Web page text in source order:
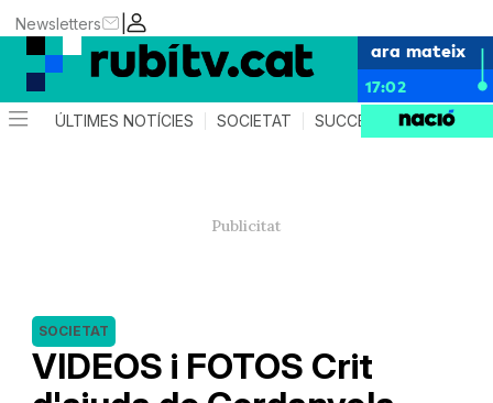
|
Newsletters
ara mateix
17:02
ÚLTIMES NOTÍCIES SOCIETAT SUCCESSOS
VIDEOS i FOTOS Crit
SOCIETAT